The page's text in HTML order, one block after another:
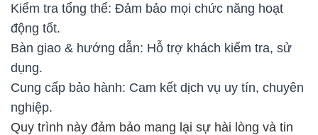
Kiểm tra tổng thể: Đảm bảo mọi chức năng hoạt
động tốt.
Bàn giao & hướng dẫn: Hỗ trợ khách kiểm tra, sử
dụng.
Cung cấp bảo hành: Cam kết dịch vụ uy tín, chuyên
nghiệp.
Quy trình này đảm bảo mang lại sự hài lòng và tin